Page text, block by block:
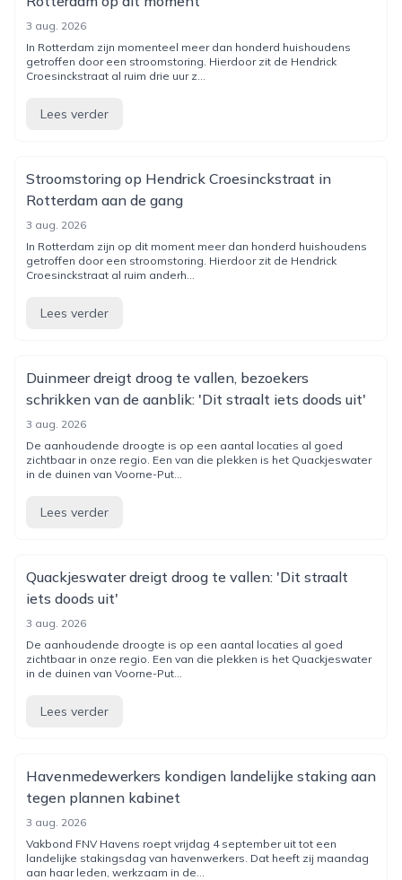
3 aug. 2026
In Rotterdam zijn momenteel meer dan honderd huishoudens
getroffen door een stroomstoring. Hierdoor zit de Hendrick
Croesinckstraat al ruim drie uur z...
Lees verder
Stroomstoring op Hendrick Croesinckstraat in
Rotterdam aan de gang
3 aug. 2026
In Rotterdam zijn op dit moment meer dan honderd huishoudens
getroffen door een stroomstoring. Hierdoor zit de Hendrick
Croesinckstraat al ruim anderh...
Lees verder
Duinmeer dreigt droog te vallen, bezoekers
schrikken van de aanblik: 'Dit straalt iets doods uit'
3 aug. 2026
De aanhoudende droogte is op een aantal locaties al goed
zichtbaar in onze regio. Een van die plekken is het Quackjeswater
in de duinen van Voorne-Put...
Lees verder
Quackjeswater dreigt droog te vallen: 'Dit straalt
iets doods uit'
3 aug. 2026
De aanhoudende droogte is op een aantal locaties al goed
zichtbaar in onze regio. Een van die plekken is het Quackjeswater
in de duinen van Voorne-Put...
Lees verder
Havenmedewerkers kondigen landelijke staking aan
tegen plannen kabinet
3 aug. 2026
Vakbond FNV Havens roept vrijdag 4 september uit tot een
landelijke stakingsdag van havenwerkers. Dat heeft zij maandag
aan haar leden, werkzaam in de...